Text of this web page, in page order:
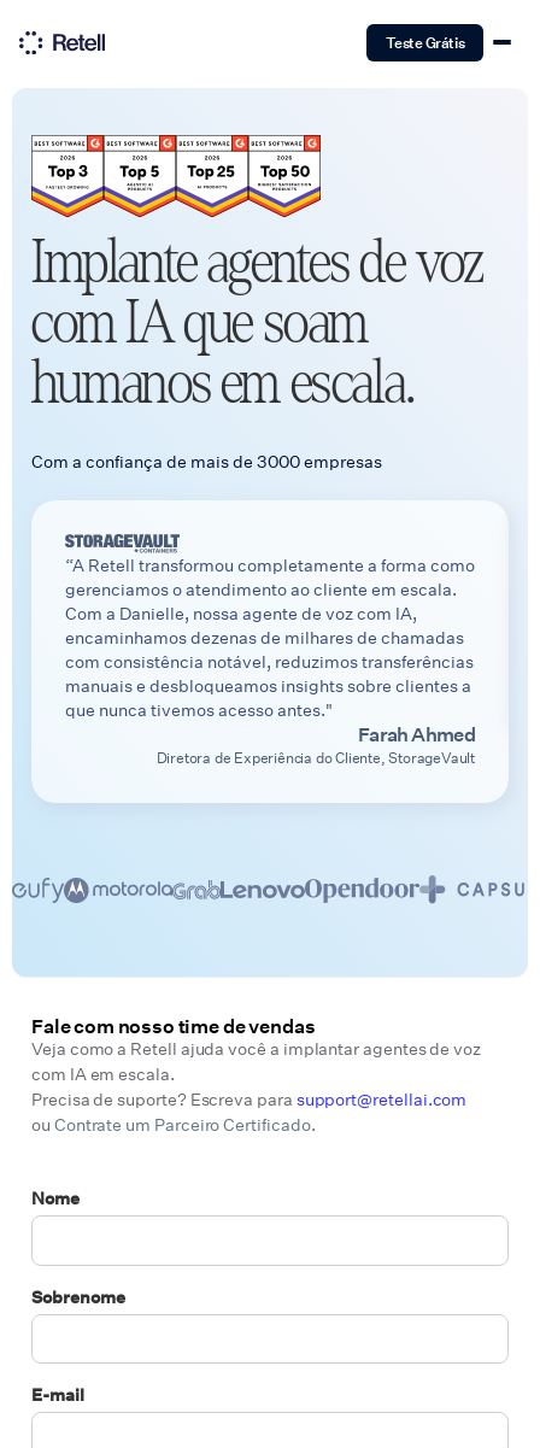
Teste Grátis
Implante agentes de voz
com IA que soam
humanos em escala.
Com a confiança de mais de 3000 empresas
“A Retell transformou completamente a forma como
gerenciamos o atendimento ao cliente em escala.
Com a Danielle, nossa agente de voz com IA,
encaminhamos dezenas de milhares de chamadas
com consistência notável, reduzimos transferências
manuais e desbloqueamos insights sobre clientes a
que nunca tivemos acesso antes."
Farah Ahmed
Diretora de Experiência do Cliente, StorageVault
Fale com nosso time de vendas
Veja como a Retell ajuda você a implantar agentes de voz
com IA em escala.
Precisa de suporte? Escreva para support@retellai.com
ou Contrate um Parceiro Certificado.
Nome
Sobrenome
E-mail